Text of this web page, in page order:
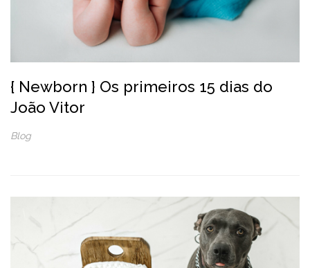
{ Newborn } Os primeiros 15 dias do
João Vitor
Blog